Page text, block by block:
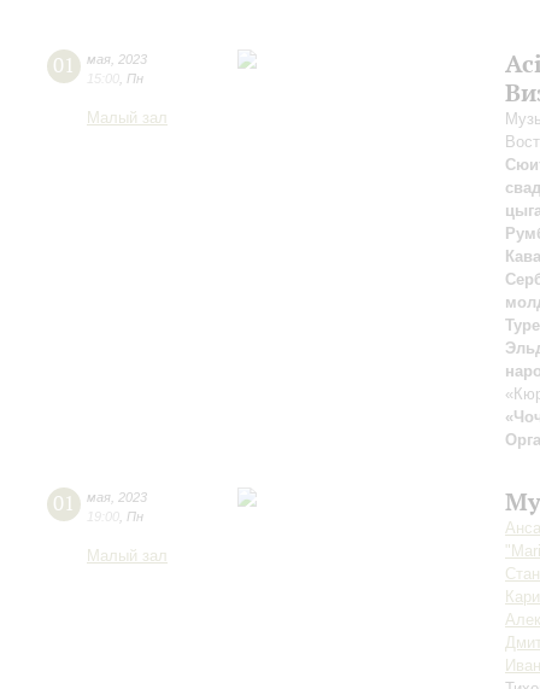
01 мая 2023
15:00 Пн
Малый зал
01 мая 2023
19:00 Пн
Малый зал